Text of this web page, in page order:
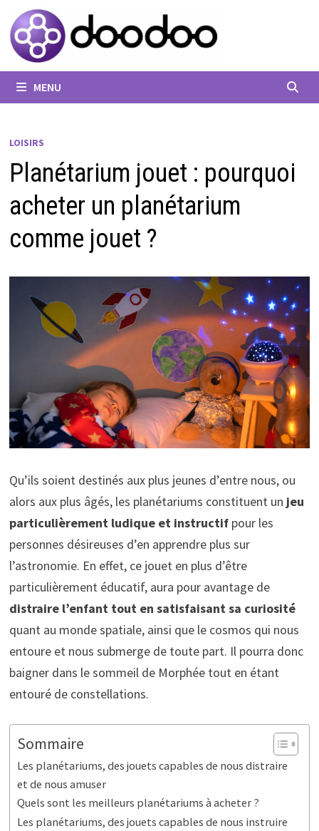
Passer
au
contenu
MENU
LOISIRS
Planétarium jouet : pourquoi
acheter un planétarium
comme jouet ?
Qu’ils soient destinés aux plus jeunes d’entre nous, ou
alors aux plus âgés, les planétariums constituent un jeu
particulièrement ludique et instructifpour les
personnes désireuses d’en apprendre plus sur
l’astronomie. En effet, ce jouet en plus d’être
particulièrement éducatif, aura pour avantage de
distraire l’enfant tout en satisfaisant sa curiosité
quant au monde spatiale, ainsi que le cosmos qui nous
entoure et nous submerge de toute part. Il pourra donc
baigner dans le sommeil de Morphée tout en étant
entouré de constellations.
Sommaire
Les planétariums, des jouets capables de nous distraire
et de nous amuser
Quels sont les meilleurs planétariums à acheter ?
Les planétariums, des jouets capables de nous instruire